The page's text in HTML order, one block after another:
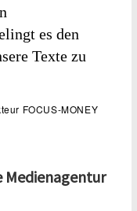
es den
Texte zu
FOCUS-MONEY
Medienagentur